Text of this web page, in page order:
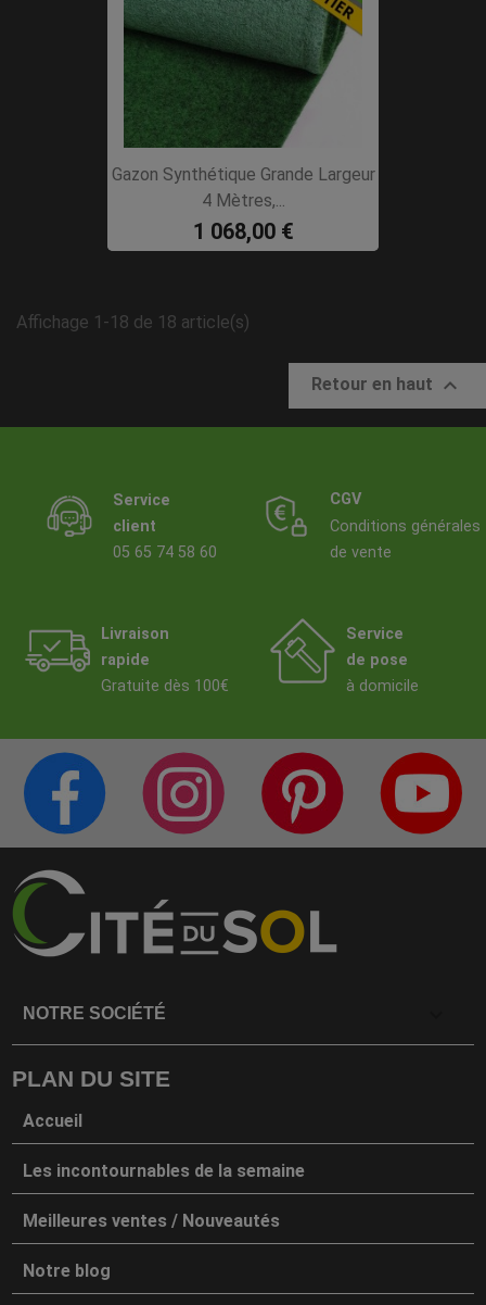
Gazon Synthétique Grande Largeur
4 Mètres,...
1 068,00 €
Affichage 1-18 de 18 article(s)
Retour en haut 
Service
client
05 65 74 58 60
CGV
Conditions générales
de vente
Livraison
rapide
Gratuite dès 100€
Service
de pose
à domicile
PAGE FACEBOOK
CITÉ DE LA DÉCO
COMPTE INSTAGRAM
CITÉ DE LA DÉCO
PAGE
CITÉ DE LA
NOTRE SOCIÉTÉ
PLAN DU SITE
Accueil
Les incontournables de la semaine
Meilleures ventes / Nouveautés
Notre blog